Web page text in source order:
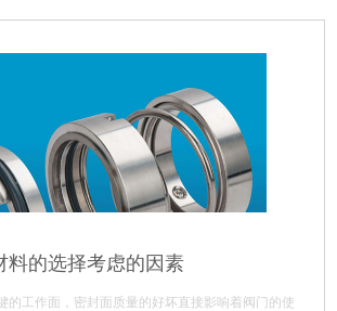
料的选择考虑的因素
的工作面，密封面质量的好坏直接影响着阀门的使